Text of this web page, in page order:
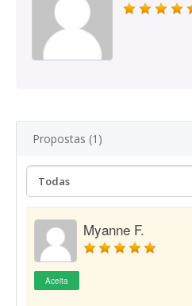
Propostas (1)
Myanne F.
Aceita